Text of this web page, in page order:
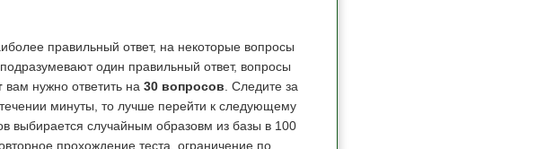
правильный ответ, на некоторые вопросы
один правильный ответ, вопросы
вам нужно ответить на 30 вопросов . Следите за
минуты, то лучше перейти к следующему
выбирается случайным образовм из базы в 100
прохождение теста, ограничение по